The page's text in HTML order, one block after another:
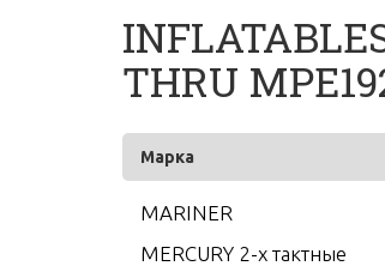
THRU
Марка
MARINER
MERCURY 2-х тактные